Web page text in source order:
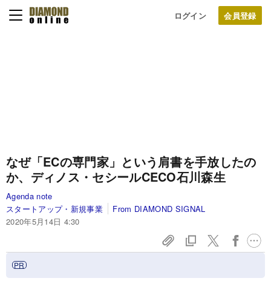
ログイン
なぜ「ECの専門家」という肩書を手放したの
か、ディノス・セシールCECO石川森生
Agenda note
スタートアップ・新規事業
From DIAMOND SIGNAL
2020年5月14日 4:30